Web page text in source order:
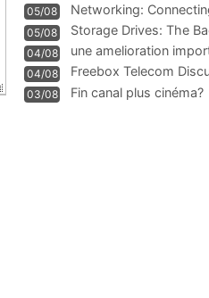
05/08
Networking:
Information
05/08
Storage Drives: The
Management
04/08
une amelioration
WIFI
04/08
Freebox Telecom
Communi
03/08 Fin canal plus cinéma?